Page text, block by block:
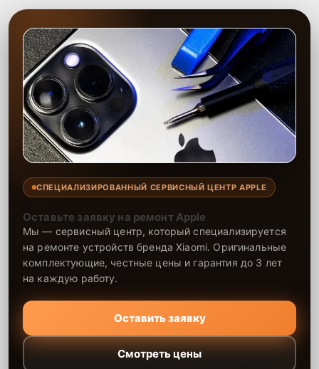
СПЕЦИАЛИЗИРОВАННЫЙ СЕРВИСНЫЙ ЦЕНТР APPLE
Оставьте заявку на ремонт Apple
Мы — сервисный центр, который специализируется
на ремонте устройств бренда Xiaomi. Оригинальные
комплектующие, честные цены и гарантия до 3 лет
на каждую работу.
Оставить заявку
Смотреть цены